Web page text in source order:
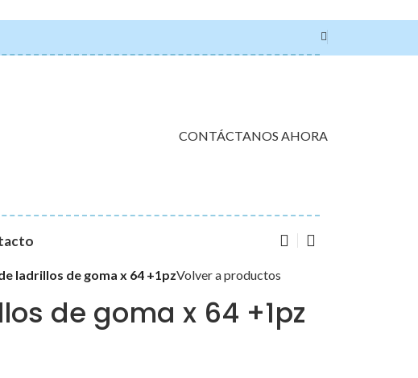
CONTÁCTANOS AHORA
ladrillos de goma x 64 +1pzVolver a productos
de goma x 64 +1pz